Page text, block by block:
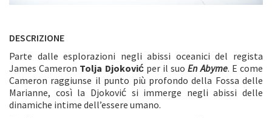
DESCRIZIONE
Parte dalle esplorazioni negli abissi oceanici del regista
James Cameron Tolja Djokovićper il suoEn Abyme. E come
Cameron raggiunse il punto più profondo della Fossa delle
Marianne, così la Djoković si immerge negli abissi delle
dinamiche intime dell’essere umano.